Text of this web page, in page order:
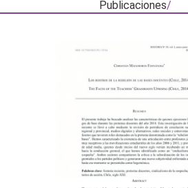
Publicaciones/